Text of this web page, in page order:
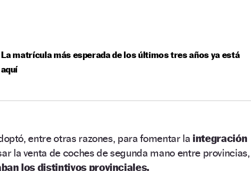
La matrícula más esperada de los últimos tres años ya está
aquí
entre otras razones, para fomentar la integración
la venta de coches de segunda mano entre provincias,
los distintivos provinciales.